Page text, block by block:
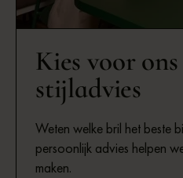
Kies voor
stijladvies
Weten welke bril het beste
persoonlijk advies helpen
maken.